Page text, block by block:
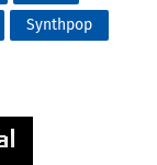
Synthpop